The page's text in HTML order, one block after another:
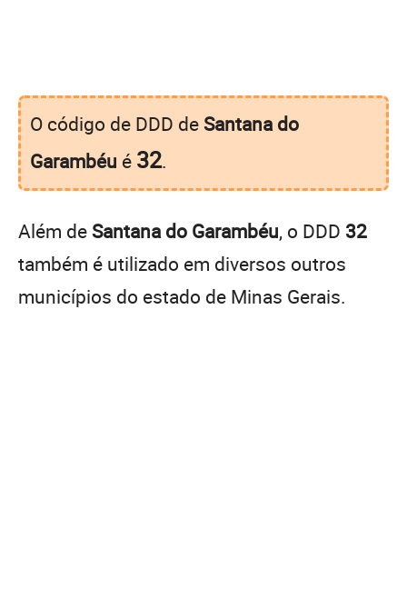
O código de DDD de Santana do
Garambéu é 32.
Além de Santana do Garambéu, o DDD 32
também é utilizado em diversos outros
municípios do estado de Minas Gerais.